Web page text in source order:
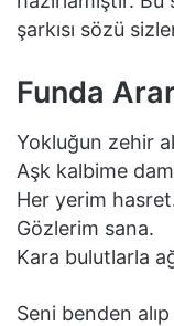
şarkısı sözü
Funda
Yokluğun zehir
Aşk kalbime
Her yerim
Gözlerim sana.
Kara bulutlarla
Seni benden alıp